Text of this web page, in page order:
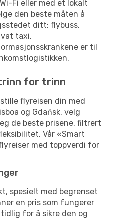
Fi eller med et lokalt
den beste måten å
ditt: flybuss,
taxi.
er til
for trinn
flyreisen din med
og Gdańsk, velg
de beste prisene, filtrert
Vår «Smart
med toppverdi for
spesielt med begrenset
en pris som fungerer
for å sikre den og